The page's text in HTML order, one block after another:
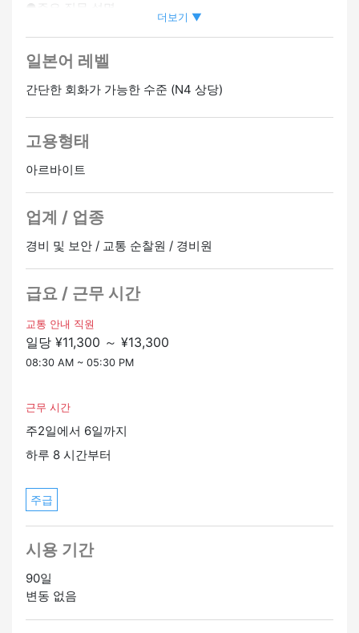
● “신바시 베이스”에서의 접근성 발군!출퇴근 시 스트레스
● 다양한 직장 위치 옵션 = “집에서 가까운 사이트”에 쉽
도쿄에 사이트가 많기 때문에 통근 시간을 단축하기 쉬운
것이 장점입니다 ◎
♫
● 힘든 일은 쉽게 “수당 및 자격”과 직결됩니다.
자격 수당이나 자격 취득 지원이 있는 경우
익숙해지면 수입을 늘릴 수 있는 방법을 쉽게 찾을 수 있다
✅ 일급 11,300엔~13,300엔의 고소득 ☆
✅ 교대 근무는 주 2일 ~ 상담 OK ◎
✅ 20대부터 70대, 장년층까지 세대를 불문하고 활발하게
✅ 처음 접하는 사용자도 교육+현장 팔로잉을 통해 익숙
●주요 직무 설명
・건설 차량 진입 및 하차 시 안내
・주변 지역의 안전 점검 등
✅ 일일 임금 보장이 있습니다.
▶ 현장이 조기에 완공되더라도 일급은 전액 지급
요!
✅ 법정 교육이 있습니다
▶ 3일 (총 20시간): 총 24,600엔을 지불했습니다.
※사무실은 신바시 역 앞에 있으며 다음은 부지의 일부입니
다.
더보기 ▼
일본어 레벨
간단한 회화가 가능한 수준 (N4 상당)
고용형태
아르바이트
업계 / 업종
경비 및 보안 / 교통 순찰원 / 경비원
급요 / 근무 시간
교통 안내 직원
일당 ¥11,300 ～ ¥13,300
08:30 AM ~ 05:30 PM
근무 시간
주2일에서 6일까지
하루 8 시간부터
주급
시용 기간
90일
변동 없음